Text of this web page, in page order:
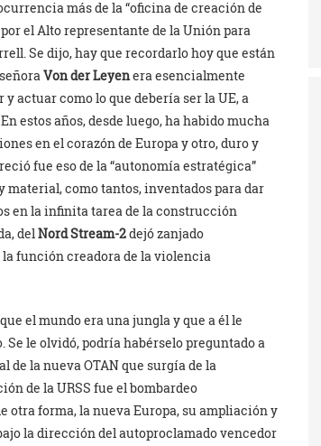
más de la “oficina de creación de
el Alto representante de la Unión para
Se dijo, hay que recordarlo hoy que están
Von der Leyenera esencialmente
actuar como lo que debería ser la UE, a
estos años, desde luego, ha habido mucha
en el corazón de Europa y otro, duro y
fue eso de la “autonomía estratégica”
material, como tantos, inventados para dar
en la infinita tarea de la construcción
delNord Stream-2dejó zanjado
función creadora de la violencia
el mundo era una jungla y que a él le
le olvidó, podría habérselo preguntado a
de la nueva OTAN que surgía de la
de la URSS fue el bombardeo
otra forma, la nueva Europa, su ampliación y
la dirección del autoproclamado vencedor